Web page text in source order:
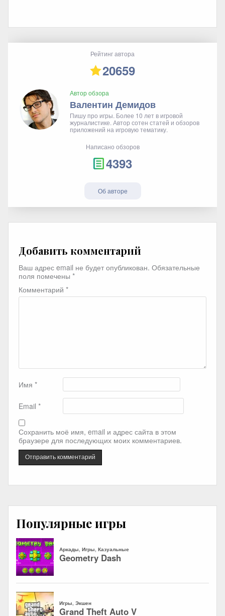
Рейтинг автора
20659
Автор обзора
Валентин Демидов
Пишу про игры. Более 10 лет в игровой
журналистике. Автор сотен статей и обзоров
приложений на игровую тематику.
Написано обзоров
4393
Об авторе
Добавить комментарий
Ваш адрес email не будет опубликован. Обязательные
поля помечены *
Комментарий *
Имя *
Email *
Сохранить моё имя, email и адрес сайта в этом
браузере для последующих моих комментариев.
Популярные игры